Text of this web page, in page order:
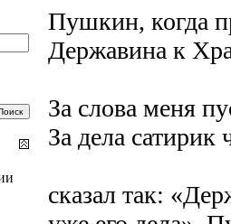
Пушкин, когда
Державина к
За слова меня
За дела
сказал так: